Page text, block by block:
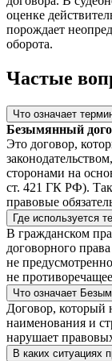
оценке
порождает
оборота.
Частые
Что означает
Безымянный
Это договор,
сторонами на
ст. 421 ГК РФ).
правовые
Где используется
В гражданском
договорного
не
не
Что означает
Договор, который
наименования и
нарушает
В каких ситуациях